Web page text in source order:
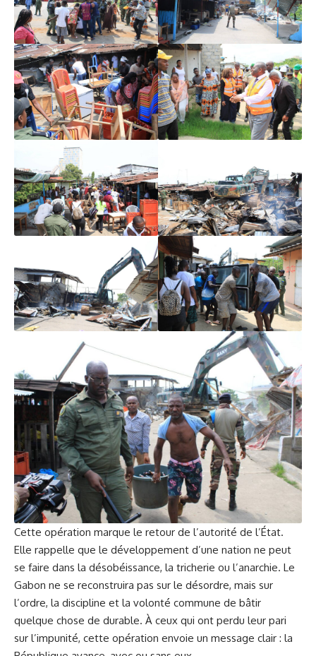
Cette opération marque le retour de l’autorité de l’État.
Elle rappelle que le développement d’une nation ne peut
se faire dans la désobéissance, la tricherie ou l’anarchie. Le
Gabon ne se reconstruira pas sur le désordre, mais sur
l’ordre, la discipline et la volonté commune de bâtir
quelque chose de durable. À ceux qui ont perdu leur pari
sur l’impunité, cette opération envoie un message clair : la